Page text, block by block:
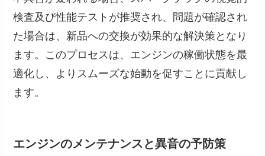
検査及び性能テストが推奨され、問題が確認され
た場合は、新品への交換が効果的な解決策となり
ます。このプロセスは、エンジンの稼働状態を最
適化し、よりスムーズな始動を促すことに貢献し
ます。
エンジンのメンテナンスと異音の予防策